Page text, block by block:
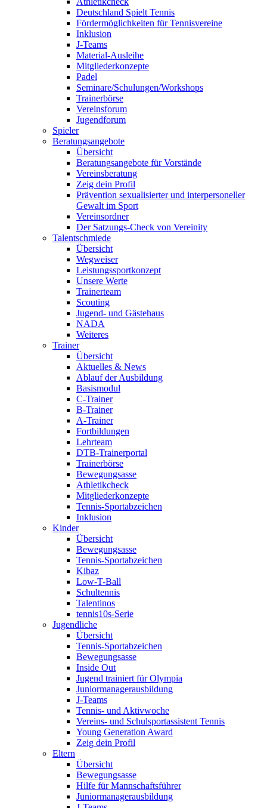
Deutschland Spielt Tennis
Fördermöglichkeiten für Tennisvereine
Inklusion
J-Teams
Material-Ausleihe
Mitgliederkonzepte
Padel
Seminare/Schulungen/Workshops
Trainerbörse
Vereinsforum
Jugendforum
Spieler
Beratungsangebote
Übersicht
Beratungsangebote für Vorstände
Vereinsberatung
Zeig dein Profil
Prävention sexualisierter und interpersoneller
Gewalt im Sport
Vereinsordner
Der Satzungs-Check von Vereinity
Talentschmiede
Übersicht
Wegweiser
Leistungssportkonzept
Unsere Werte
Trainerteam
Scouting
Jugend- und Gästehaus
NADA
Weiteres
Trainer
Übersicht
Aktuelles & News
Ablauf der Ausbildung
Basismodul
C-Trainer
B-Trainer
A-Trainer
Fortbildungen
Lehrteam
DTB-Trainerportal
Trainerbörse
Bewegungsasse
Athletikcheck
Mitgliederkonzepte
Tennis-Sportabzeichen
Inklusion
Kinder
Übersicht
Bewegungsasse
Tennis-Sportabzeichen
Kibaz
Low-T-Ball
Schultennis
Talentinos
tennis10s-Serie
Jugendliche
Übersicht
Tennis-Sportabzeichen
Bewegungsasse
Inside Out
Jugend trainiert für Olympia
Juniormanagerausbildung
J-Teams
Tennis- und Aktivwoche
Vereins- und Schulsportassistent Tennis
Young Generation Award
Zeig dein Profil
Eltern
Übersicht
Bewegungsasse
Hilfe für Mannschaftsführer
Juniormanagerausbildung